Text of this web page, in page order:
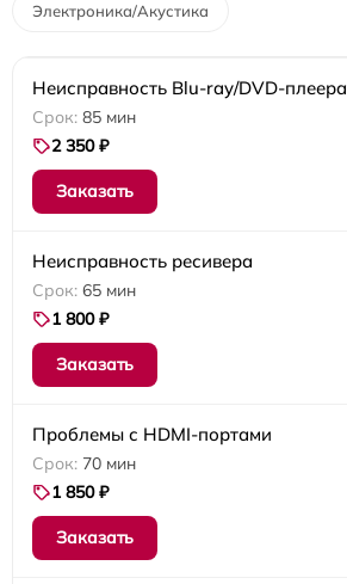
Электроника/Акустика
Неисправность Blu-ray/DVD-плеера
85 мин
2 350 ₽
Заказать
Неисправность ресивера
65 мин
1 800 ₽
Заказать
Проблемы с HDMI-портами
70 мин
1 850 ₽
Заказать